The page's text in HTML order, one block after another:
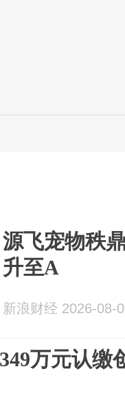
源飞宠物秩
升至A
新浪财经 2026-08-
万元认缴